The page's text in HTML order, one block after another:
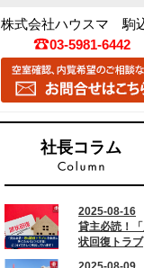
株式会社ハウスマ 駒
03-5981-6442
社長コラム